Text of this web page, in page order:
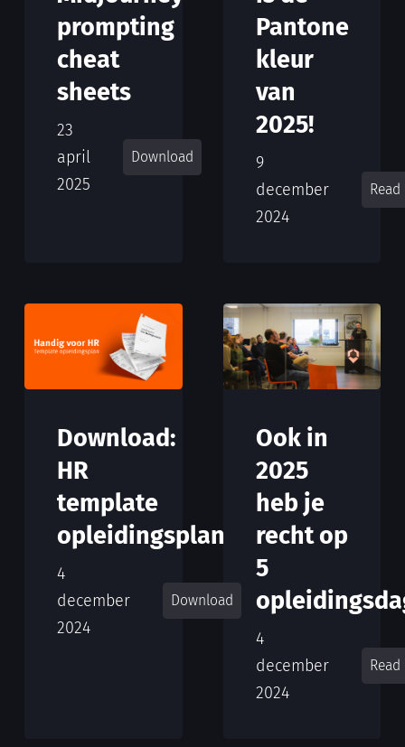
prompting
cheat
sheets
23
april
2025
Download
Pantone
kleur
van
2025!
9
december
2024
Read
Download:
HR
template
opleidingsplan
4
december
2024
Download
Ook in
2025
heb je
recht op
5
4
december
2024
Read